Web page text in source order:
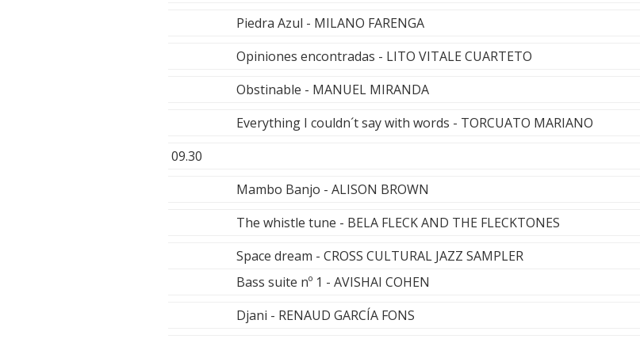
Piedra Azul - MILANO FARENGA
Opiniones encontradas - LITO VITALE CUARTETO
Obstinable - MANUEL MIRANDA
Everything I couldn´t say with words - TORCUATO MARIANO
09.30
Mambo Banjo - ALISON BROWN
The whistle tune - BELA FLECK AND THE FLECKTONES
Space dream - CROSS CULTURAL JAZZ SAMPLER
Bass suite nº 1 - AVISHAI COHEN
Djani - RENAUD GARCÍA FONS